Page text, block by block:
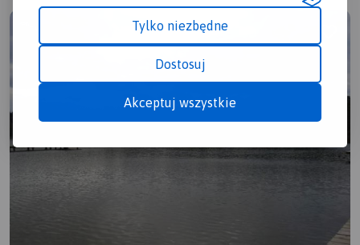
Tylko niezbędne
Dostosuj
Akceptuj wszystkie